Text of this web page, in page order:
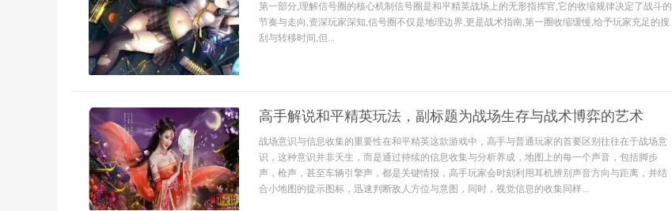
第一部分,理解信号圈的核心机制信号圈是和平精英战场上的无形指挥官,它的收缩规律决定了战斗的
节奏与走向,资深玩家深知,信号圈不仅是地理边界,更是战术指南,第一圈收缩缓慢,给予玩家充足的搜
刮与转移时间,但...
高手解说和平精英玩法，副标题为战场生存与战术博弈的艺术
战场意识与信息收集的重要性在和平精英这款游戏中，高手与普通玩家的首要区别往往在于战场意
识，这种意识并非天生，而是通过持续的信息收集与分析养成，地图上的每一个声音，包括脚步
声，枪声，甚至车辆引擎声，都是关键情报，高手玩家会时刻利用耳机辨别声音方向与距离，并结
合小地图的提示图标，迅速判断敌人方位与意图，同时，视觉信息的收集同样...